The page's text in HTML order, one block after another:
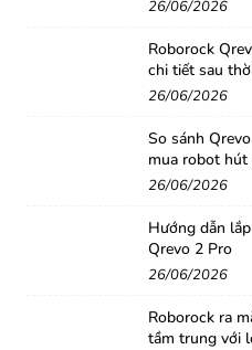
26/06/2026
Roborock
chi tiết sau
26/06/2026
So sánh
mua robot hút
26/06/2026
Hướng dẫn
Qrevo 2 Pro
26/06/2026
Roborock ra
tầm trung với